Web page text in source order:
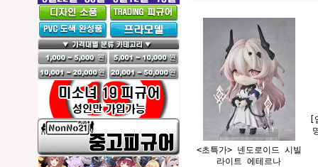
<초특가> 넨도로이드 시빌
라이트 에테르나
[